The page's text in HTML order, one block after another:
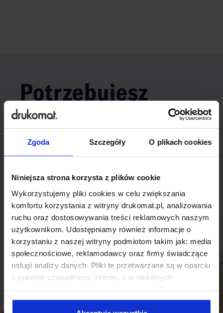
Zgoda Szczegóły O plikach cookies
Niniejsza strona korzysta z plików cookie
Wykorzystujemy pliki cookies w celu zwiększania
komfortu korzystania z witryny drukomat.pl, analizowania
ruchu oraz dostosowywania treści reklamowych naszym
użytkownikom. Udostępniamy również informacje o
korzystaniu z naszej witryny podmiotom takim jak: media
społecznościowe, reklamodawcy oraz firmy świadczące
usługi analizy danych. Pliki te przetwarzane są w oparciu
o prawnie uzasadniony interes, a w niektórych
Niektóre z plików cookies dostarczane i przetwarzane są
Potrzebujesz
indywidualnego
rozwiązania?
produkt niestandardowy.
Skontaktuj się